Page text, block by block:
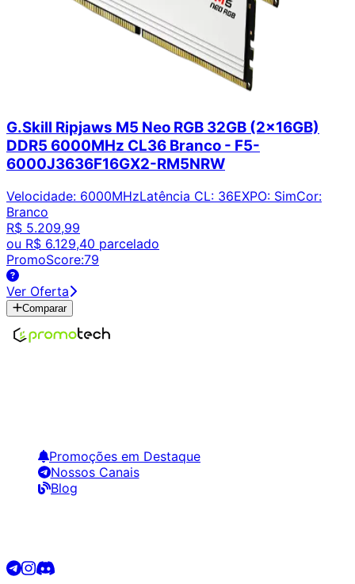
G.Skill Ripjaws M5 Neo RGB 32GB (2x16GB)
DDR5 6000MHz CL36 Branco - F5-
6000J3636F16GX2-RM5NRW
Velocidade: 6000MHzLatência CL: 36EXPO: SimCor:
Branco
R$ 5.209,99
ou R$ 6.129,40 parcelado
PromoScore:79
Ver Oferta
Comparar
Promoções em Destaque
Nossos Canais
Blog